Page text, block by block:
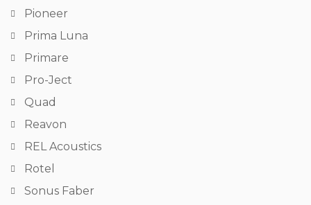
Pioneer
Prima Luna
Primare
Pro-Ject
Quad
Reavon
REL Acoustics
Rotel
Sonus Faber